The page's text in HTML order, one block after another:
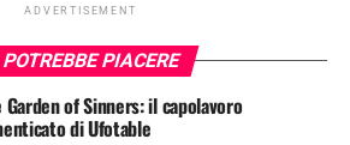
ADVERTISEMENT
PIACERE
Garden of Sinners: il capolavoro
di Ufotable